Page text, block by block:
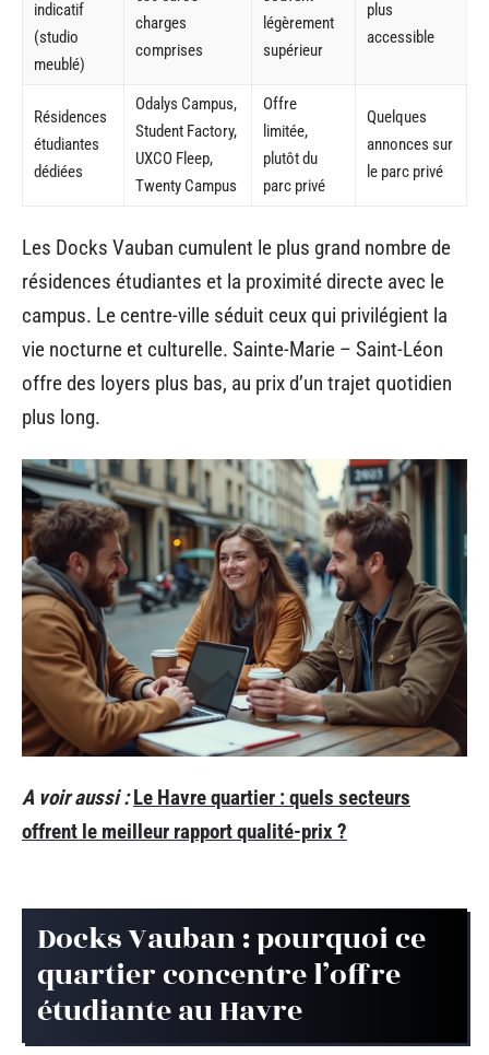
indicatif
(studio
meublé)
charges
comprises
légèrement
supérieur
plus
accessible
Résidences
étudiantes
dédiées
Odalys Campus,
Student Factory,
UXCO Fleep,
Twenty Campus
Offre
limitée,
plutôt du
parc privé
Quelques
annonces sur
le parc privé
Les Docks Vauban cumulent le plus grand nombre de
résidences étudiantes et la proximité directe avec le
campus. Le centre-ville séduit ceux qui privilégient la
vie nocturne et culturelle. Sainte-Marie – Saint-Léon
offre des loyers plus bas, au prix d’un trajet quotidien
plus long.
A voir aussi : Le Havre quartier : quels secteurs
offrent le meilleur rapport qualité-prix ?
Docks Vauban : pourquoi ce
quartier concentre l’offre
étudiante au Havre